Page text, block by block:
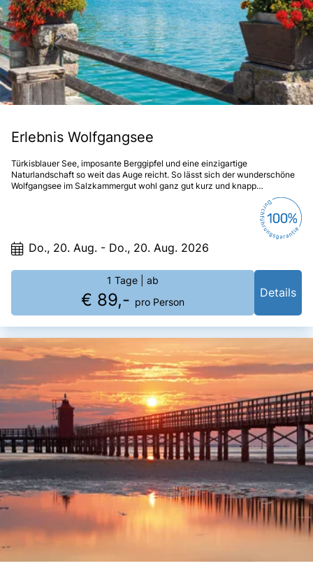
Erlebnis Wolfgangsee
Türkisblauer See, imposante Berggipfel und eine einzigartige
Naturlandschaft so weit das Auge reicht. So lässt sich der wunderschöne
Wolfgangsee im Salzkammergut wohl ganz gut kurz und knapp
Do., 20. Aug. - Do., 20. Aug. 2026
1 Tage | ab
€ 89,- pro Person
Details